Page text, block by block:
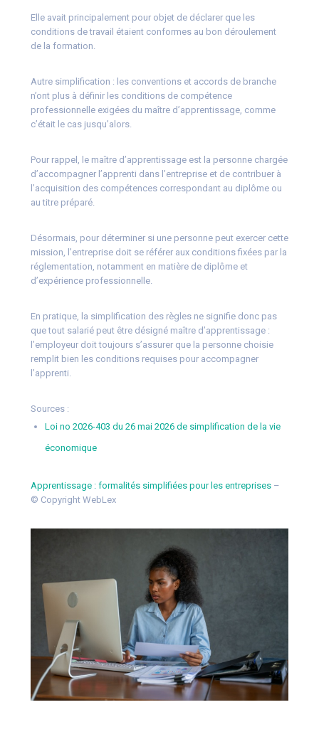
Elle avait principalement pour objet de déclarer que les
conditions de travail étaient conformes au bon déroulement
de la formation.
Autre simplification : les conventions et accords de branche
n’ont plus à définir les conditions de compétence
professionnelle exigées du maître d’apprentissage, comme
c’était le cas jusqu’alors.
Pour rappel, le maître d’apprentissage est la personne chargée
d’accompagner l’apprenti dans l’entreprise et de contribuer à
l’acquisition des compétences correspondant au diplôme ou
au titre préparé.
Désormais, pour déterminer si une personne peut exercer cette
mission, l’entreprise doit se référer aux conditions fixées par la
réglementation, notamment en matière de diplôme et
d’expérience professionnelle.
En pratique, la simplification des règles ne signifie donc pas
que tout salarié peut être désigné maître d’apprentissage :
l’employeur doit toujours s’assurer que la personne choisie
remplit bien les conditions requises pour accompagner
l’apprenti.
Sources :
Loi no 2026-403 du 26 mai 2026 de simplification de la vie
économique
Apprentissage : formalités simplifiées pour les entreprises–
© Copyright WebLex